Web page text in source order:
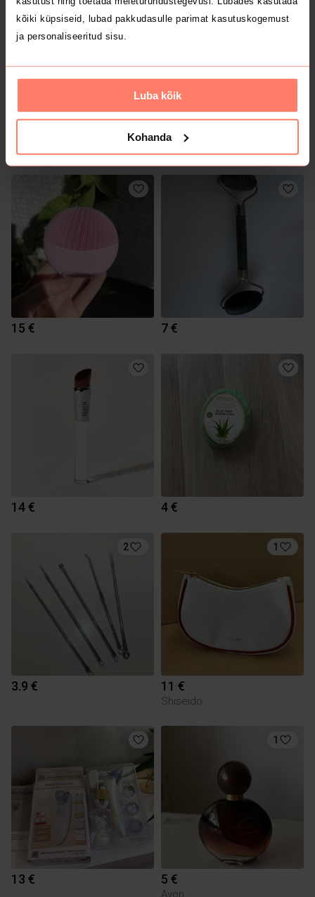
kõiki küpsiseid, lubad pakkudasulle parimat kasutuskogemust
ja personaliseeritud sisu.
Luba kõik
Kohanda
Sinsay
9 €
Muu
15 € 7 €
14 € 4 €
2
3.9 €
1
11 €
Shiseido
13 €
1
5 €
Avon